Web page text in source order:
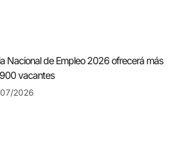
Nacional de Empleo 2026 ofrecerá más
vacantes
2026